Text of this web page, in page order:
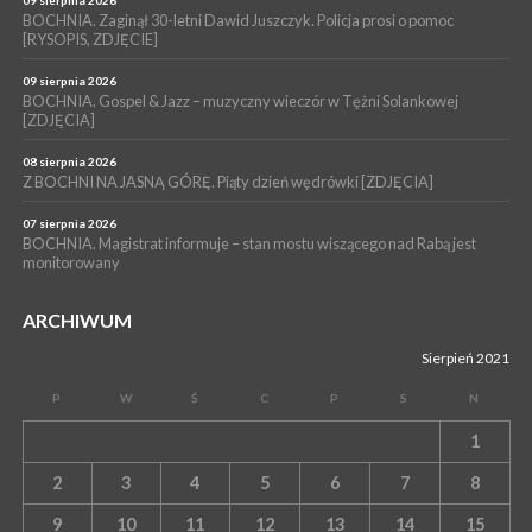
BOCHNIA. W niedzielę Muzyczna Altana, a w niej Orkiestra Dęta
Kopalni Soli Bochnia
BOCHNIA. Zaginął 30-letni Dawid Juszczyk. Policja prosi o pomoc
[RYSOPIS, ZDJĘCIE]
09 sierpnia 2026
BOCHNIA. Gospel & Jazz – muzyczny wieczór w Tężni Solankowej
[ZDJĘCIA]
08 sierpnia 2026
Z BOCHNI NA JASNĄ GÓRĘ. Piąty dzień wędrówki [ZDJĘCIA]
07 sierpnia 2026
BOCHNIA. Magistrat informuje – stan mostu wiszącego nad Rabą jest
monitorowany
ARCHIWUM
Sierpień 2021
P W Ś C P S N
1
2 3 4 5 6 7 8
9 10 11 12 13 14 15